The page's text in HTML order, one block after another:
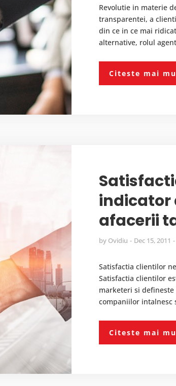
Revolutie in materie
transparentei, a
din ce in ce mai
alternative, rolul
Citeste mai
indicator
afacerii
by Ovidiu Dec 15, 2011
Satisfactia clientilor
Satisfactia clientilor
marketeri si
companiilor intalnesc
Citeste mai